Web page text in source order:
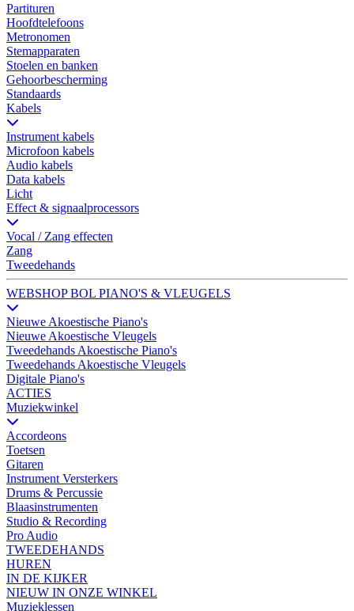
Partituren
Hoofdtelefoons
Metronomen
Stemapparaten
Stoelen en banken
Gehoorbescherming
Standaards
Kabels
Instrument kabels
Microfoon kabels
Audio kabels
Data kabels
Licht
Effect & signaalprocessors
Vocal / Zang effecten
Zang
Tweedehands
WEBSHOP BOL PIANO'S & VLEUGELS
Nieuwe Akoestische Piano's
Nieuwe Akoestische Vleugels
Tweedehands Akoestische Piano's
Tweedehands Akoestische Vleugels
Digitale Piano's
ACTIES
Muziekwinkel
Accordeons
Toetsen
Gitaren
Instrument Versterkers
Drums & Percussie
Blaasinstrumenten
Studio & Recording
Pro Audio
TWEEDEHANDS
HUREN
IN DE KIJKER
NIEUW IN ONZE WINKEL
Muzieklessen